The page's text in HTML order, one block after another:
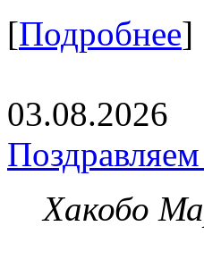
[Подробнее]
03.08.2026
Хакобо